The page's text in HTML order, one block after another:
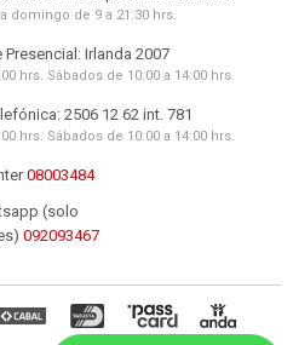
domingo de 9 a 21:30 hrs.
Irlanda 2007
hrs. Sábados de 10:00 a 14:00 hrs.
2506 12 62 int. 781
hrs. Sábados de 10:00 a 14:00 hrs.
08003484
(solo
092093467